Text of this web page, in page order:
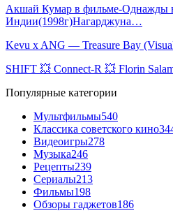
Акшай Кумар в фильме-Однажды
Индии(1998г)Нагарджуна…
Kevu x ANG — Treasure Bay
SHIFT 💥 Connect-R 💥 Florin
Популярные категории
Мультфильмы540
Классика советского кино
Видеоигры278
Музыка246
Рецепты239
Сериалы213
Фильмы198
Обзоры гаджетов186